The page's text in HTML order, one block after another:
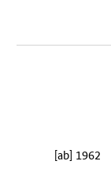
[ab] 1962